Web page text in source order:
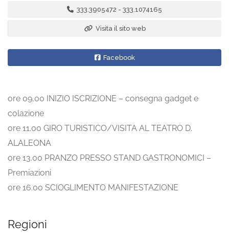
333.3905472 - 333.1074165
Visita il sito web
Facebook
ore 09,00 INIZIO ISCRIZIONE – consegna gadget e
colazione
ore 11.00 GIRO TURISTICO/VISITA AL TEATRO D.
ALALEONA
ore 13.00 PRANZO PRESSO STAND GASTRONOMICI –
Premiazioni
ore 16.00 SCIOGLIMENTO MANIFESTAZIONE
Regioni